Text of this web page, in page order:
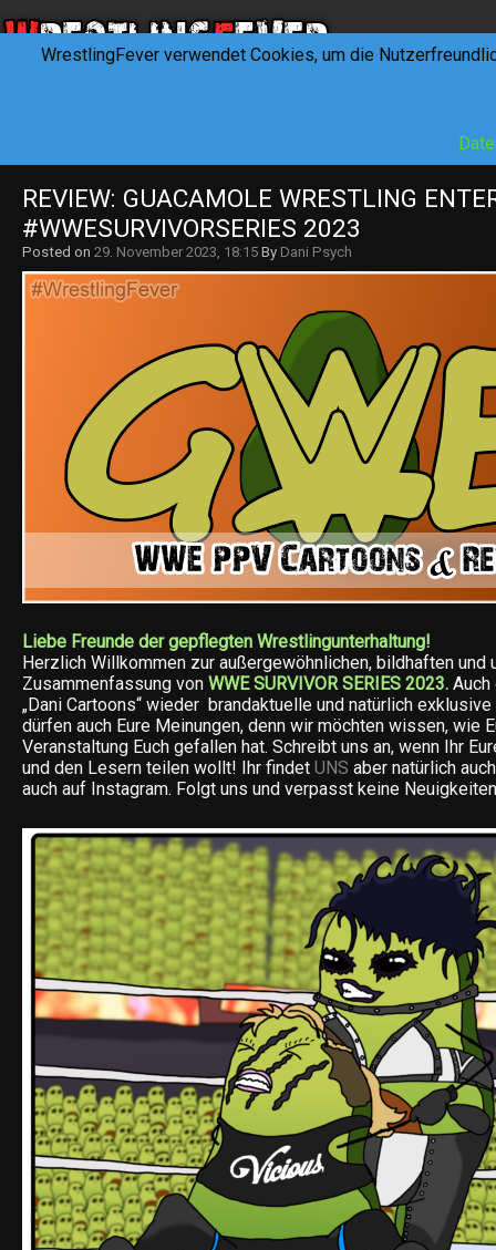
REVIEW: GUACAMOLE WRESTLING
#WWESURVIVORSERIES 2023
Posted on 29. November 2023, 18:15 By Dani Psych
Liebe Freunde der gepflegten Wrestlingunterhaltung!
Herzlich Willkommen zur außergewöhnlichen, bildhaften und
Zusammenfassung von WWE SURVIVOR SERIES 2023.
„Dani Cartoons“ wieder brandaktuelle und natürlich
dürfen auch Eure Meinungen, denn wir möchten wissen, wie
Veranstaltung Euch gefallen hat. Schreibt uns an, wenn Ihr
und den Lesern teilen wollt! Ihr findet UNS aber natürlich
auch auf Instagram. Folgt uns und verpasst keine
WrestlingFever verwendet Cookies, um die